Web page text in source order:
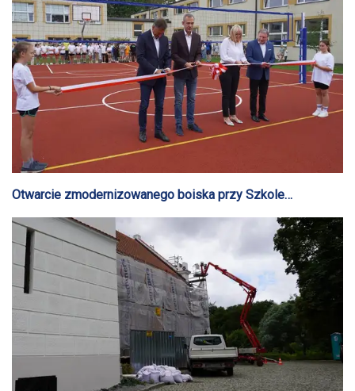
Otwarcie zmodernizowanego boiska przy Szkole
Podstawowej nr 3 [AUDIO]